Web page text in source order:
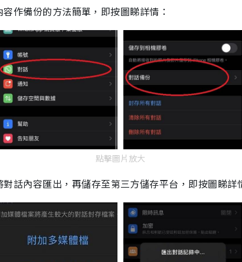
容作備份的方法簡單，即按圖睇詳情：
點擊圖片放大
對話內容匯出， 再儲存至第三方儲存平台 ，即按圖睇詳